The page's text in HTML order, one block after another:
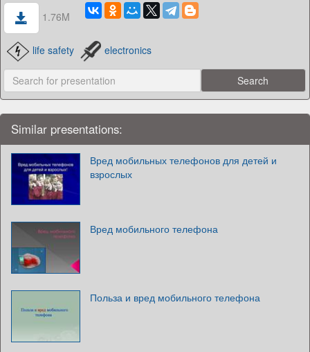
1.76M
life safety electronics
Similar presentations:
Вред мобильных телефонов для детей и
взрослых
Вред мобильного телефона
Польза и вред мобильного телефона